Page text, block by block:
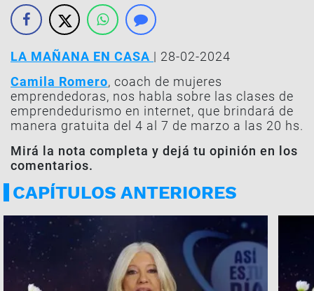
LA MAÑANA EN CASA | 28-02-2024
Camila Romero, coach de mujeres
emprendedoras, nos habla sobre las clases de
emprendedurismo en internet, que brindará de
manera gratuita del 4 al 7 de marzo a las 20 hs.
Mirá la nota completa y dejá tu opinión en los
comentarios.
CAPÍTULOS ANTERIORES